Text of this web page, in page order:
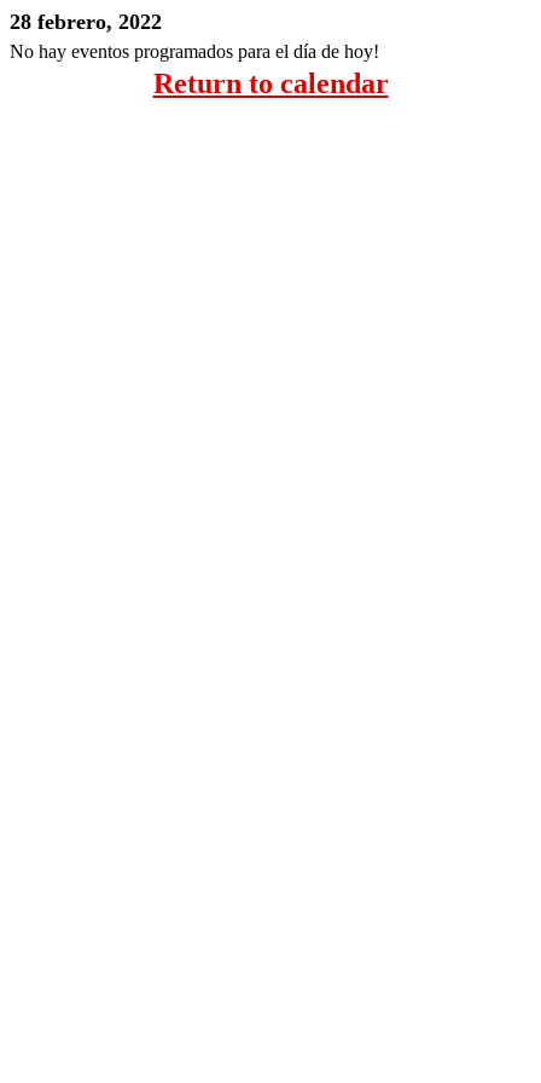
28 febrero, 2022
No hay eventos programados para el día de hoy!
Return to calendar